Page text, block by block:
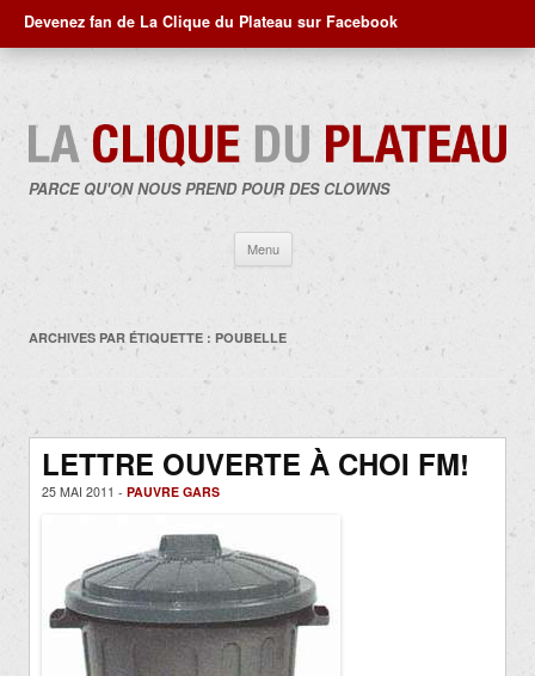
Devenez fan de La Clique du Plateau sur Facebook
PARCE QU'ON NOUS PREND POUR DES CLOWNS
Menu
contenu
ARCHIVES PAR ÉTIQUETTE : POUBELLE
LETTRE OUVERTE À CHOI FM!
25 MAI 2011 - PAUVRE GARS